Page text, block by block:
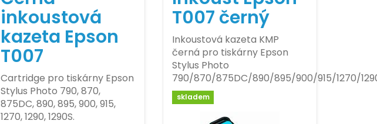
inkoustová
kazeta Epson
T007
Cartridge pro tiskárny Epson
Stylus Photo 790, 870,
875DC, 890, 895, 900, 915,
1270, 1290, 1290S.
T007 černý
Inkoustová kazeta KMP
černá pro tiskárny Epson
Stylus Photo
790/870/875DC/890/895/900/915/1270/
skladem